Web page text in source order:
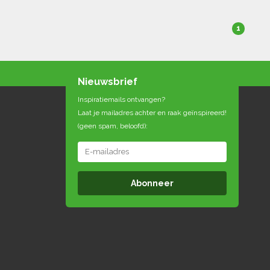
1
Nieuwsbrief
Inspiratiemails ontvangen?
Laat je mailadres achter en raak geïnspireerd!
(geen spam, beloofd):
Abonneer